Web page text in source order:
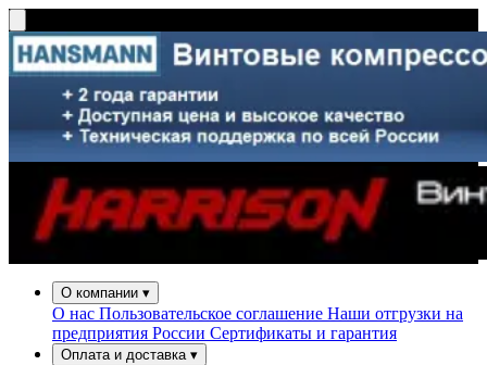
О компании ▾
О нас Пользовательское соглашение Наши отгрузки на
предприятия России Сертификаты и гарантия
Оплата и доставка ▾